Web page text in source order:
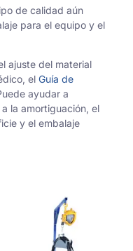
de calidad aún
para el equipo y el
ajuste del material
elGuía de
ayudar a
la amortiguación, el
y el embalaje